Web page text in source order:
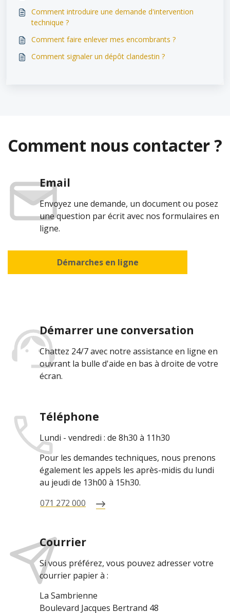
Comment introduire une demande d'intervention
technique ?
Comment faire enlever mes encombrants ?
Comment signaler un dépôt clandestin ?